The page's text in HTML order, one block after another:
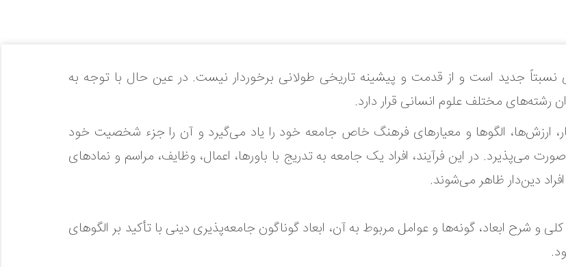
جدید است و از قدمت و پیشینه تاریخی طولانی برخوردار نیست. در عین حال با توجه به
مختلف علوم انسانی قرار دارد.
ارزش‌ها، الگوها و معیارهای فرهنگ خاص جامعه خود را یاد می‌گیرد و آن را جزء شخصیت خود
می‌پذیرد. در این فرآیند، افراد یک جامعه به تدریج با باورها، اعمال، وظایف، مراسم و نمادهای
دین‌دار ظاهر می‌شوند.
شرح ابعاد، گونه‌ها و عوامل مربوط به آن، ابعاد گوناگون جامعه‌پذیری دینی با تأکید بر الگوهای